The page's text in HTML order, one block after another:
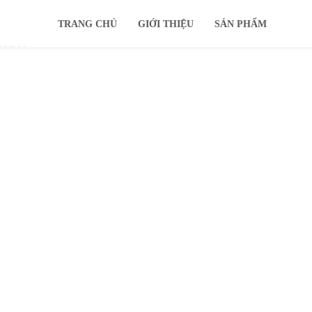
TRANG CHỦ GIỚI THIỆU SẢN PHẨM